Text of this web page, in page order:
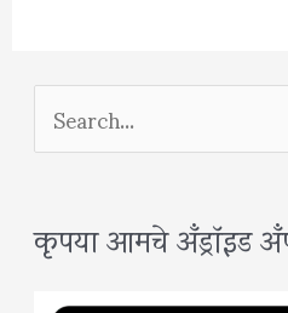
S
e
r
c
कृपया आमचे अँड्रॉइड